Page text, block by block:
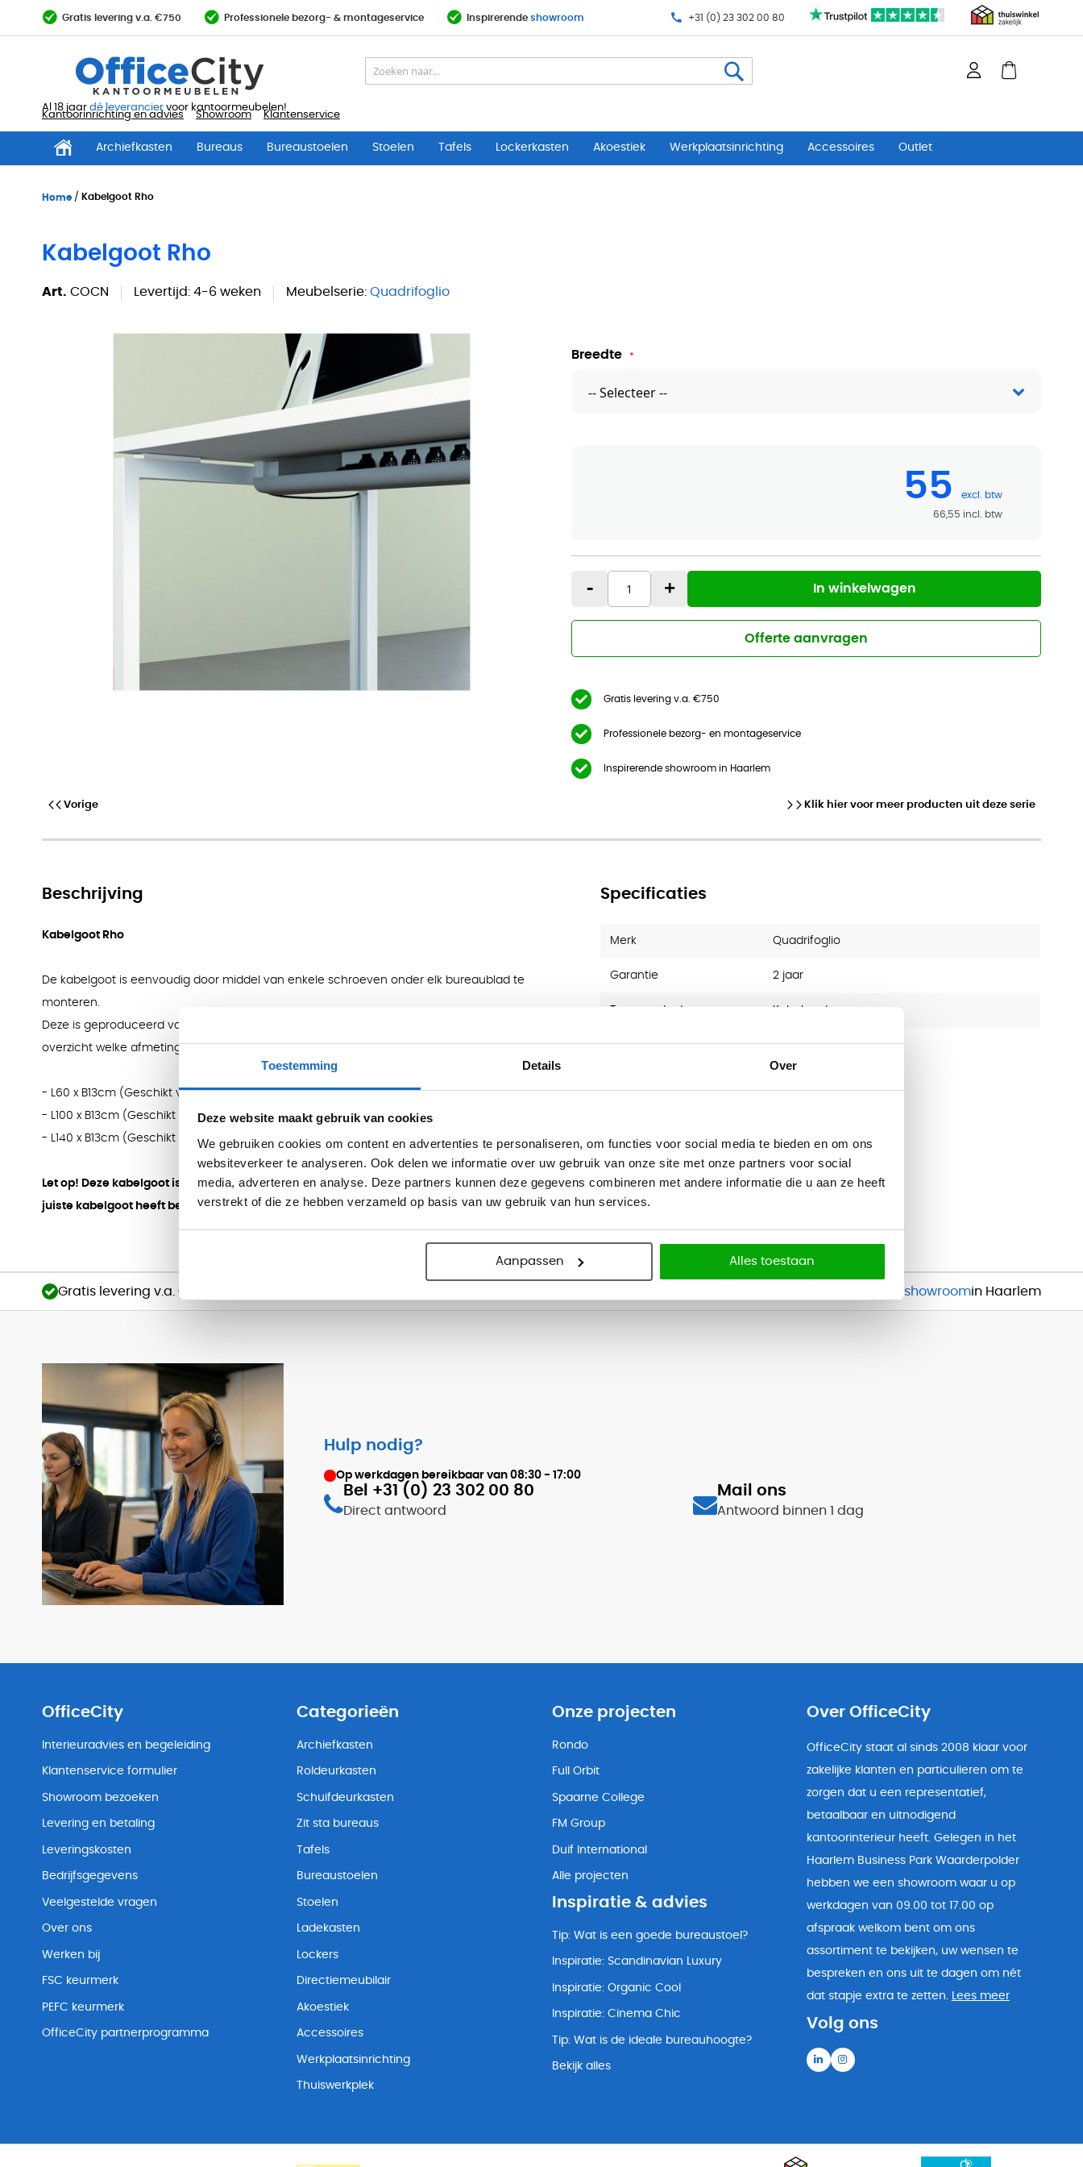
Toestemming Details Over
Deze website maakt gebruik van cookies
We gebruiken cookies om content en advertenties te personaliseren, om functies voor social media te bieden en om ons
websiteverkeer te analyseren. Ook delen we informatie over uw gebruik van onze site met onze partners voor social
media, adverteren en analyse. Deze partners kunnen deze gegevens combineren met andere informatie die u aan ze heeft
verstrekt of die ze hebben verzameld op basis van uw gebruik van hun services.
Aanpassen Alles toestaan
Gratis levering v.a. €750 Professionele bezorg- & montageservice Inspirerende showroom +31 (0) 23 302 00 80
Al 18 jaar dé leverancier voor kantoormeubelen!
Kantoorinrichting en advies Showroom Klantenservice
Archiefkasten Bureaus Bureaustoelen Stoelen Tafels Lockerkasten Akoestiek Werkplaatsinrichting Accessoires Outlet
Home Kabelgoot Rho
Kabelgoot Rho
Art. COCN Levertijd: 4-6 weken Meubelserie: Quadrifoglio
Breedte
55
66,55
- + In winkelwagen
Offerte aanvragen
Gratis levering v.a. €750
Professionele bezorg- en montageservice
Inspirerende showroom in Haarlem
Vorige Klik hier voor meer producten uit deze serie
Beschrijving
Kabelgoot Rho
De kabelgoot is eenvoudig door middel van enkele schroeven onder elk bureaublad te
monteren.
Deze is geproduceerd van kunststof en hierdoor licht en buigzaam. Hieronder vindt u het
overzicht welke afmeting kabelgoot u nodig heeft voor welke bureaus.
- L60 x B13cm (Geschikt voor bureaus van 80cm breed)
- L100 x B13cm (Geschikt voor bureaus van 120cm - 140cm breed)
- L140 x B13cm (Geschikt voor bureaus van 160cm - 180cm breed)
Let op! Deze kabelgoot is enkel geschikt voor de meubels uit de Rho serie. Twijfelt u of u de
juiste kabelgoot heeft besteld, neem vooral even contact met ons op.
Specificaties
Merk Quadrifoglio
Garantie 2 jaar
Type product Kabelgoot
Gratis levering v.a. €750 showroomin Haarlem
Hulp nodig?
Op werkdagen bereikbaar van 08:30 - 17:00
Bel +31 (0) 23 302 00 80
Direct antwoord
Mail ons
Antwoord binnen 1 dag
OfficeCity
Interieuradvies en begeleiding
Klantenservice formulier
Showroom bezoeken
Levering en betaling
Leveringskosten
Bedrijfsgegevens
Veelgestelde vragen
Over ons
Werken bij
FSC keurmerk
PEFC keurmerk
OfficeCity partnerprogramma
Categorieën
Archiefkasten
Roldeurkasten
Schuifdeurkasten
Zit sta bureaus
Tafels
Bureaustoelen
Stoelen
Ladekasten
Lockers
Directiemeubilair
Akoestiek
Accessoires
Werkplaatsinrichting
Thuiswerkplek
Onze projecten
Rondo
Full Orbit
Spaarne College
FM Group
Duif International
Alle projecten
Inspiratie & advies
Tip: Wat is een goede bureaustoel?
Inspiratie: Scandinavian Luxury
Inspiratie: Organic Cool
Inspiratie: Cinema Chic
Tip: Wat is de ideale bureauhoogte?
Bekijk alles
Over OfficeCity
OfficeCity staat al sinds 2008 klaar voor
zakelijke klanten en particulieren om te
zorgen dat u een representatief,
betaalbaar en uitnodigend
kantoorinterieur heeft. Gelegen in het
Haarlem Business Park Waarderpolder
hebben we een showroom waar u op
werkdagen van 09.00 tot 17.00 op
afspraak welkom bent om ons
assortiment te bekijken, uw wensen te
bespreken en ons uit te dagen om nét
dat stapje extra te zetten.
Lees meer
Volg ons